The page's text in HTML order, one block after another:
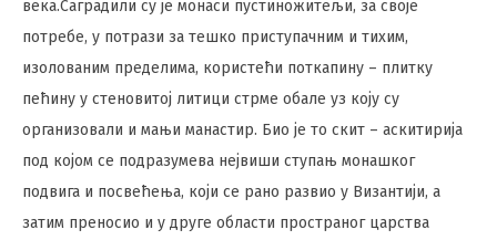
века.Саградили су је монаси пустиножитељи, за своје
потребе, у потрази за тешко приступачним и тихим,
изолованим пределима, користећи поткапину – плитку
пећину у стеновитој литици стрме обале уз коју су
организовали и мањи манастир. Био је то скит – аскитирија
под којом се подразумева нејвиши ступањ монашког
подвига и посвећења, који се рано развио у Византији, а
затим преносио и у друге области пространог царства